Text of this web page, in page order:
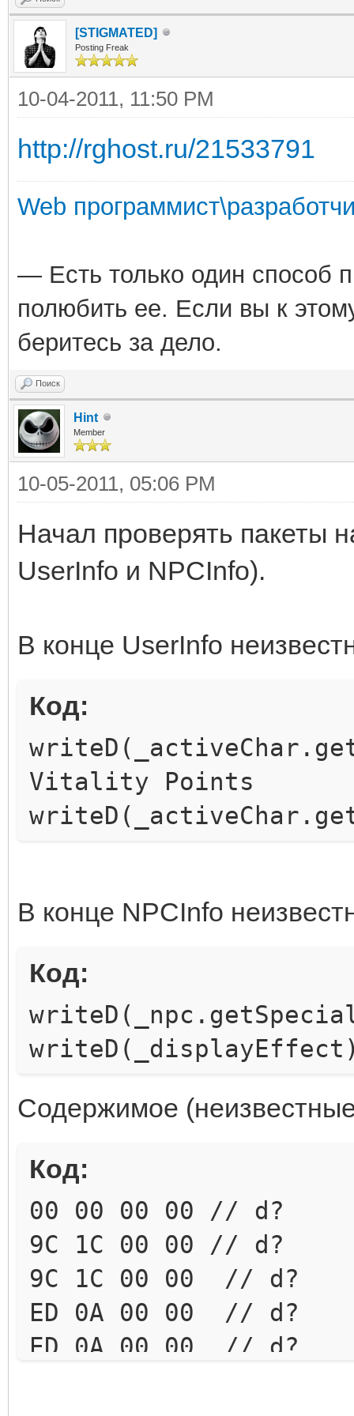
[STIGMATED]
Posting Freak
10-04-2011, 11:50 PM
http://rghost.ru/21533791
Web
— Есть только один способ
полюбить ее. Если вы к
беритесь за дело.
Поиск
Hint
Member
10-05-2011, 05:06 PM
Начал проверять пакеты
UserInfo и NPCInfo).
В конце UserInfo
Код:
Vitality Points
В конце NPCInfo
Код:
Содержимое
Код:
00 00 00 00 // d?
9C 1C 00 00 // d?
9C 1C 00 00 // d?
ED 0A 00 00 // d?
ED 0A 00 00 // d?